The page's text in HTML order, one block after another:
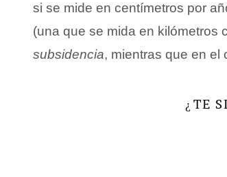
si se mide en centímetros por
(una que se mida en kilómetros
subsidencia, mientras que en el
¿ TE